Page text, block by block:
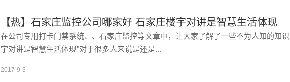
【热】石家庄监控公司哪家好 石家庄楼宇对讲是智慧生活体现
在公司专用打卡门禁系统、、石家庄监控等文章中，让大家了解了一些不为人知的知
宇对讲是智慧生活体现"对于很多人来说是还是...
2017-9-3